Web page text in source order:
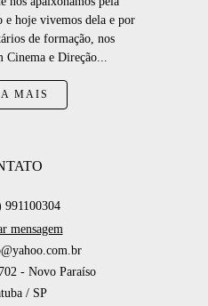
e hoje vivemos dela e por
de formação, nos
Cinema e Direção...
MAIS
991100304
mensagem
- Novo Paraíso
/ SP